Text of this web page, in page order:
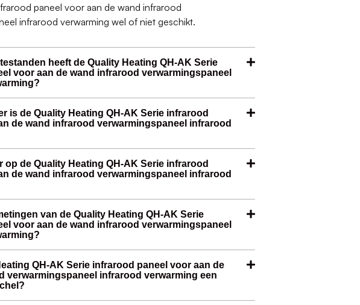
paneel voor aan de wand infrarood
infrarood verwarming wel of niet geschikt.
heeft de Quality Heating QH-AK Serie
voor aan de wand infrarood verwarmingspaneel
is de Quality Heating QH-AK Serie infrarood
de wand infrarood verwarmingspaneel infrarood
op de Quality Heating QH-AK Serie infrarood
de wand infrarood verwarmingspaneel infrarood
van de Quality Heating QH-AK Serie
voor aan de wand infrarood verwarmingspaneel
QH-AK Serie infrarood paneel voor aan de
verwarmingspaneel infrarood verwarming een